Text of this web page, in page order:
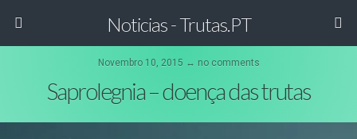
Noticias - Trutas.PT
Novembro 10, 2015 ↔ no comments
Saprolegnia – doença das trutas